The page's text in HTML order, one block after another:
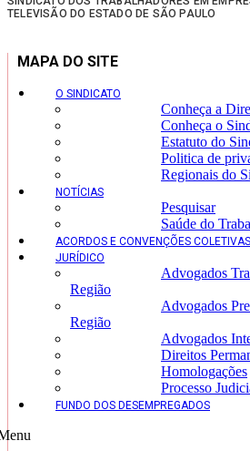
TELEVISÃO DO ESTADO DE SÃO PAULO
MAPA DO SITE
O SINDICATO
Conheça a
Conheça o
Estatuto do
Politica de
Regionais do
NOTÍCIAS
Pesquisar
Saúde do
ACORDOS E CONVENÇÕES COLETIVAS
JURÍDICO
Advogados
Região
Advogados
Região
Advogados
Direitos
Homologações
Processo
FUNDO DOS DESEMPREGADOS